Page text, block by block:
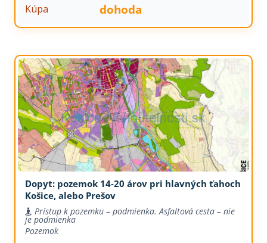
Kúpa dohoda
Dopyt: pozemok 14-20 árov pri hlavných ťahoch
Košice, alebo Prešov
Prístup k pozemku – podmienka. Asfaltová cesta – nie
je podmienka
Pozemok